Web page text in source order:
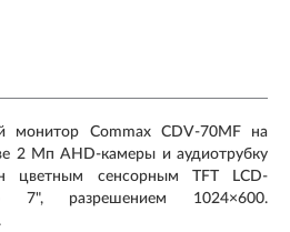
монитор Commax CDV-70MF на
2 Мп AHD-камеры и аудиотрубку
цветным сенсорным TFT LCD-
7", разрешением 1024×600.